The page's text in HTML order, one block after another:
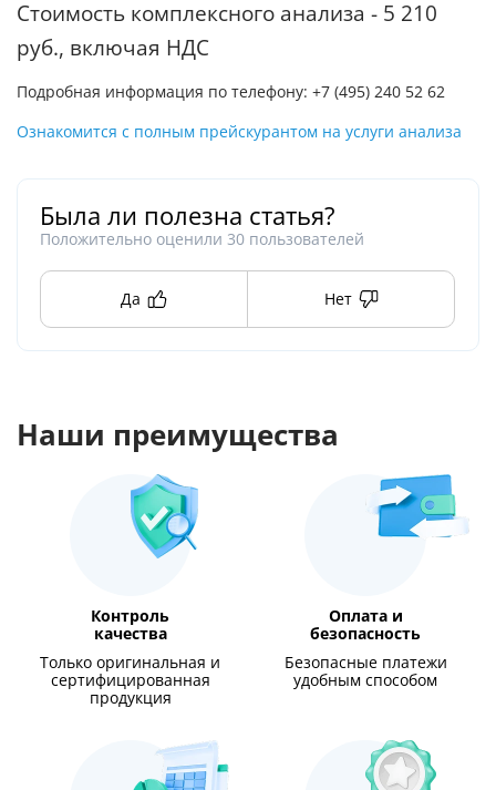
Стоимость комплексного анализа - 5 210
руб., включая НДС
Подробная информация по телефону: +7 (495) 240 52 62
Ознакомится с полным прейскурантом на услуги анализа
Была ли полезна статья?
Положительно оценили 30 пользователей
Да Нет
Наши преимущества
Контроль
качества
Только оригинальная и
сертифицированная
продукция
Оплата и
безопасность
Безопасные платежи
удобным способом